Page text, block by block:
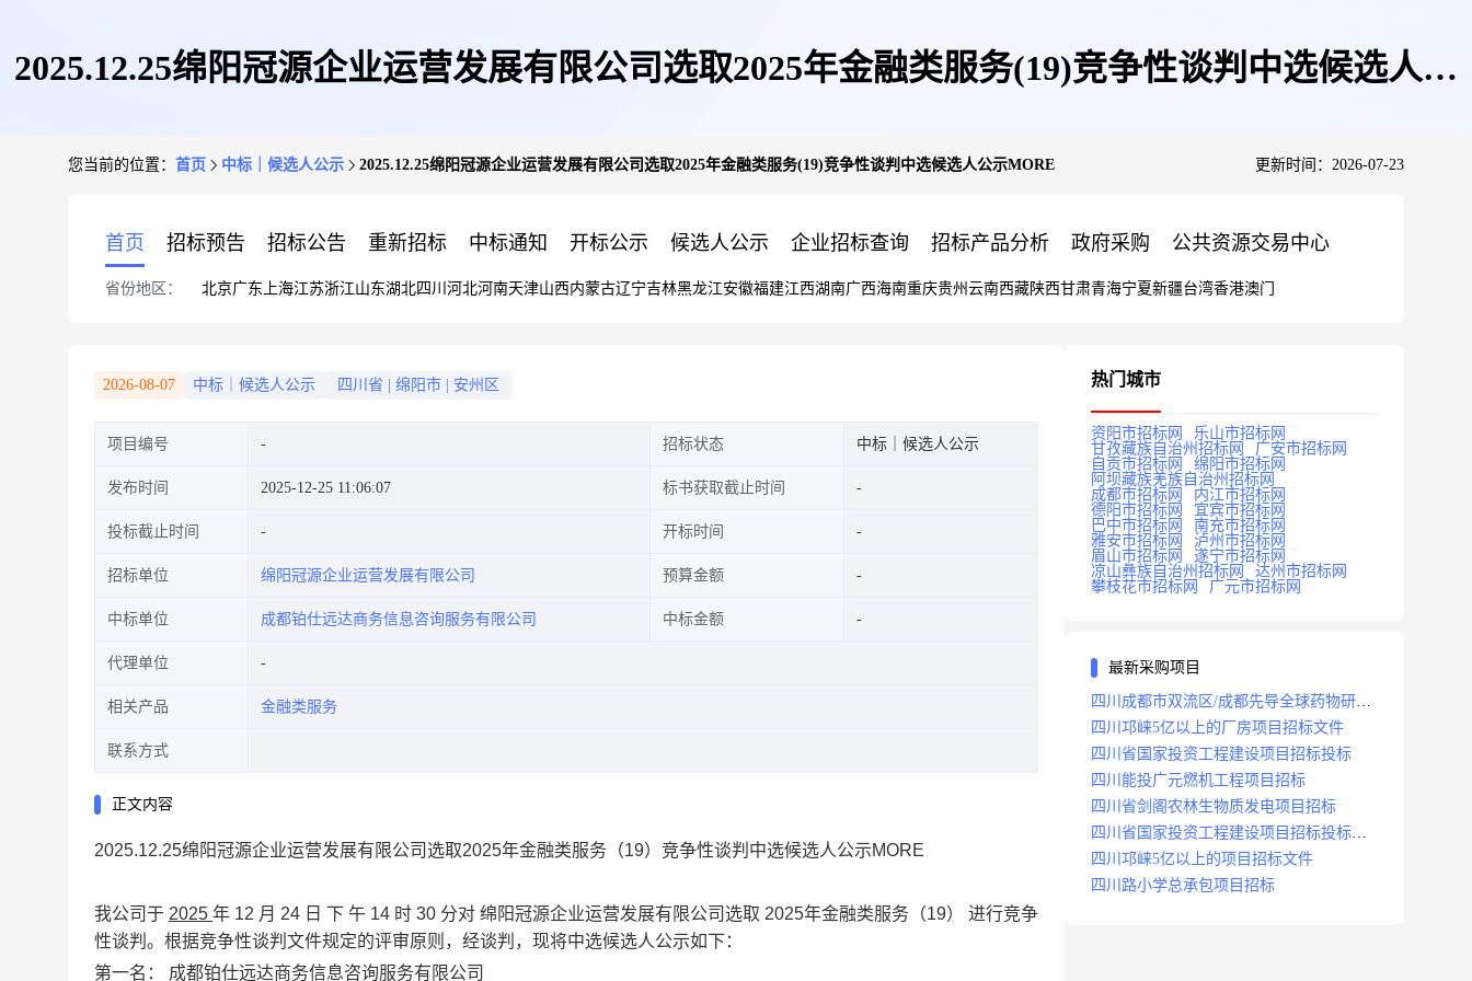
2025.12.25绵阳冠源企业运营发展有限公司选取2025年金融类服务(19)竞争性谈判中选候选人公
您当前的位置： 首页 中标｜候选人公示 2025.12.25绵阳冠源企业运营发展有限公司选取2025年金融类服务(19)竞争性谈判中选候选人公示MORE 更新时间：2026-07-23
首页 招标预告 招标公告 重新招标 中标通知 开标公示 候选人公示 企业招标查询 招标产品分析 政府采购 公共资源交易中心
省份地区： 北京广东 上海江苏浙江山东湖北四川 河北河南天津山西内蒙古辽宁吉林黑龙江安徽福建江西湖南广西海南重庆贵州 云南西藏陕西甘肃青海宁夏新疆台湾香港澳门
2026-08-07 中标｜候选人公示 四川省 绵阳市 安州区
项目编号 招标状态 中标｜候选人公示
发布时间 2025-12-25 11:06:07 标书获取截止时间
投标截止时间 开标时间
招标单位 绵阳冠源企业运营发展有限公司 预算金额
中标单位 成都铂仕远达商务信息咨询服务有限公司 中标金额
代理单位
相关产品 金融类服务
联系方式
正文内容
2025.12.25绵阳冠源企业运营发展有限公司选取2025年金融类服务（19）竞争性谈判中选候选人公示MORE
我公司于 2025 年 12 月 24 日 下 午 14 时 30 分对 绵阳冠源企业运营发展有限公司选取 2025年金融类服务（19） 进行竞争
性谈判。根据竞争性谈判文件规定的评审原则，经谈判，现将中选候选人公示如下：
第一名： 成都铂仕远达商务信息咨询服务有限公司
热门城市
资阳市招标网
乐山市招标网
甘孜藏族自治州招标网
广安市招标网
自贡市招标网
绵阳市招标网
阿坝藏族羌族自治州招标网
成都市招标网
内江市招标网
德阳市招标网
宜宾市招标网
巴中市招标网
南充市招标网
雅安市招标网
泸州市招标网
眉山市招标网
遂宁市招标网
凉山彝族自治州招标网
达州市招标网
攀枝花市招标网
广元市招标网
最新采购项目
四川成都市双流区/成都先导全球药物研发
生产基地(一期)(dj)项目招标标段
四川邛崃5亿以上的厂房项目招标文件
四川省国家投资工程建设项目招标投标
四川能投广元燃机工程项目招标
四川省剑阁农林生物质发电项目招标
四川省国家投资工程建设项目招标投标
2008年版
四川邛崃5亿以上的项目招标文件
四川路小学总承包项目招标